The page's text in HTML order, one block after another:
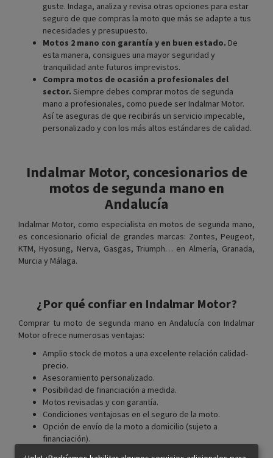
guste. Indaga, analiza y revisa otras opciones para estar
seguro de que compras la moto que más se adapte a tus
necesidades y presupuesto.
Motos 2 mano con garantía y en buen estado. De
esta manera, consigues una mayor seguridad y
tranquilidad ante futuros imprevistos.
Compra motos de ocasión a profesionales del
sector. Siempre debes comprar motos de segunda
mano a profesionales, como puede ser Indalmar Motor.
Así te aseguras de que recibirás un servicio impecable,
personalizado y con los más altos estándares de calidad.
Indalmar Motor, concesionarios de
motos de segunda mano en
Andalucía
Indalmar Motor, como especialista en motos de segunda mano,
es concesionario oficial de grandes marcas: Zontes, Peugeot,
KTM, Hyosung, Nerva, Gasgas, Triumph… en Almería, Granada,
Murcia y Málaga.
¿Por qué confiar en Indalmar Motor?
Comprar tu moto de segunda mano en Andalucía con Indalmar
Motor ofrece numerosas ventajas:
Amplio stock de motos a una excelente relación calidad-
precio.
Asesoramiento personalizado.
Posibilidad de financiación a medida.
Motos revisadas y con garantía.
Condiciones ventajosas en el seguro de la moto.
Opción de envío de la moto a domicilio (sujeto a
financiación).